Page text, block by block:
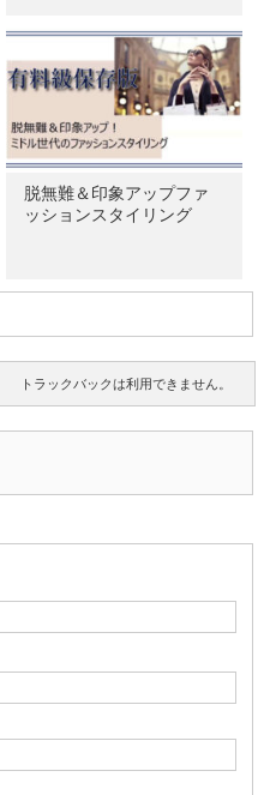
脱無難＆印象アップファ
ッションスタイリング
トラックバックは利用できません。